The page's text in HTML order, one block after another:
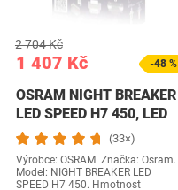
1 407 Kč
2 704 Kč
-48 %
OSRAM NIGHT BREAKER
LED SPEED H7 450, LED
dálková a…
(33×)
Výrobce: OSRAM. Značka: Osram.
Model: NIGHT BREAKER LED
SPEED H7 450. Hmotnost